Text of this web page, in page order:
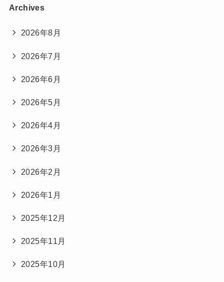
Archives
2026年8月
2026年7月
2026年6月
2026年5月
2026年4月
2026年3月
2026年2月
2026年1月
2025年12月
2025年11月
2025年10月